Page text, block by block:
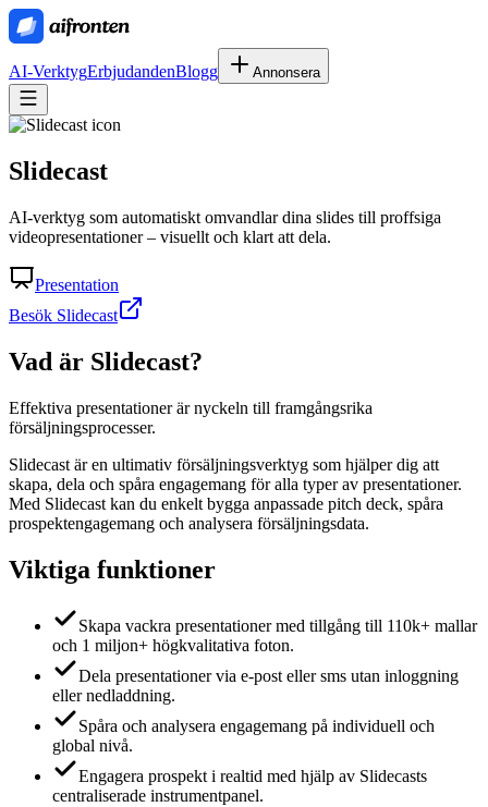
AI-VerktygErbjudandenBlogg Annonsera
Slidecast
AI-verktyg som automatiskt omvandlar dina slides till proffsiga
videopresentationer – visuellt och klart att dela.
Presentation
Besök Slidecast
Vad är Slidecast?
Effektiva presentationer är nyckeln till framgångsrika
försäljningsprocesser.
Slidecast är en ultimativ försäljningsverktyg som hjälper dig att
skapa, dela och spåra engagemang för alla typer av presentationer.
Med Slidecast kan du enkelt bygga anpassade pitch deck, spåra
prospektengagemang och analysera försäljningsdata.
Viktiga funktioner
Skapa vackra presentationer med tillgång till 110k+ mallar
och 1 miljon+ högkvalitativa foton.
Dela presentationer via e-post eller sms utan inloggning
eller nedladdning.
Spåra och analysera engagemang på individuell och
global nivå.
Engagera prospekt i realtid med hjälp av Slidecasts
centraliserade instrumentpanel.